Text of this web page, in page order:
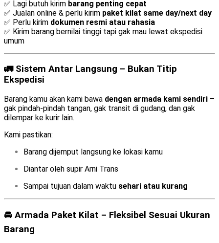
✅ Lagi butuh kirim barang penting cepat
✅ Jualan online & perlu kirim paket kilat same day/next day
✅ Perlu kirim dokumen resmi atau rahasia
✅ Kirim barang bernilai tinggi tapi gak mau lewat ekspedisi
umum
🚛 Sistem Antar Langsung – Bukan Titip
Ekspedisi
Barang kamu akan kami bawa dengan armada kami sendiri –
gak pindah-pindah tangan, gak transit di gudang, dan gak
dilempar ke kurir lain.
Kami pastikan:
Barang dijemput langsung ke lokasi kamu
Diantar oleh supir Arni Trans
Sampai tujuan dalam waktu sehari atau kurang
🚘 Armada Paket Kilat – Fleksibel Sesuai Ukuran
Barang